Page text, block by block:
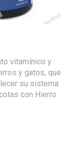
vitamínico y
y gatos, que
su sistema
con Hierro